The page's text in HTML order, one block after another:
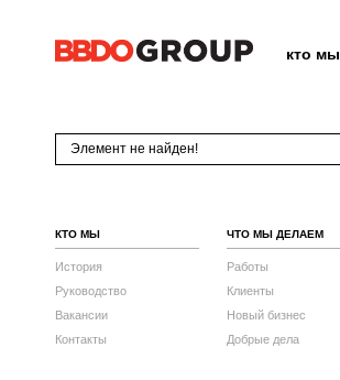
кто мы
Элемент не найден!
КТО МЫ
История
Руководство
Вакансии
Контакты
ЧТО МЫ ДЕЛАЕМ
Работы
Клиенты
Новый бизнес
Добрые дела